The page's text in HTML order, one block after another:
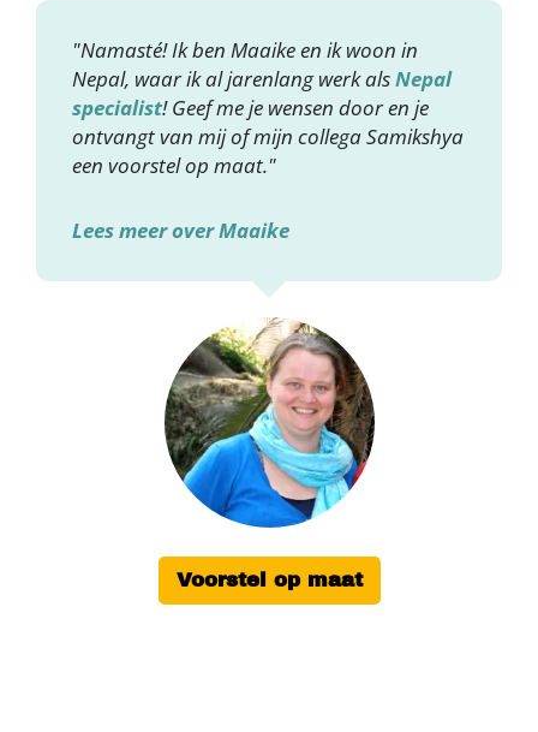
"Namasté! Ik ben Maaike en ik woon in
Nepal, waar ik al jarenlang werk alsNepal
specialist! Geef me je wensen door en je
ontvangt van mij of mijn collega Samikshya
een voorstel op maat."
Lees meer over Maaike
Voorstel op maat